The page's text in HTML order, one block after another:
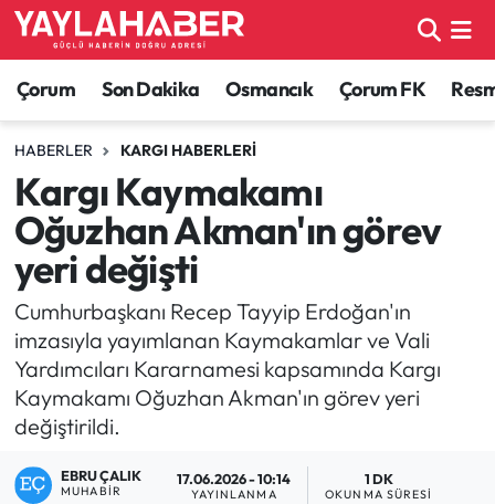
Çorum Son Dakika Osmancık Çorum FK
HABERLER KARGI HABERLERI
Kargı Kaymakamı
Oğuzhan Akman'ın görev
yeri değişti
Cumhurbaşkanı Recep Tayyip Erdoğan'ın
imzasıyla yayımlanan Kaymakamlar ve Vali
Yardımcıları Kararnamesi kapsamında Kargı
Kaymakamı Oğuzhan Akman'ın görev yeri
değiştirildi.
EBRU ÇALIK
MUHABIR
17.06.2026 - 10:14
YAYINLANMA
1 DK
OKUNMA SÜRESI
Alaca Haberleri
Bayat Haberleri
Bilgi - Keşfet Haberleri
Bilim ve Teknoloji
Boğazkale Haberleri
Çorum Haberleri
Çorum Son Dakika Haberleri
Dodurga Haberleri
Çorum Nöbetçi Eczaneler
Çorum Hava Durumu
Çorum Namaz Vakitleri
Çorum Trafik Yoğunluk Haritası
TFF 1.Lig Puan Durumu ve Fikstür
Tüm Manşetler
Son Dakika Haberleri
Haber Arşivi